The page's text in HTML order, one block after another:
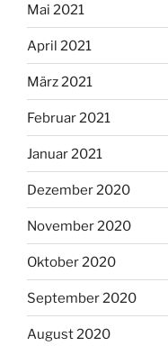
Mai 2021
April 2021
März 2021
Februar 2021
Januar 2021
Dezember 2020
November 2020
Oktober 2020
September 2020
August 2020